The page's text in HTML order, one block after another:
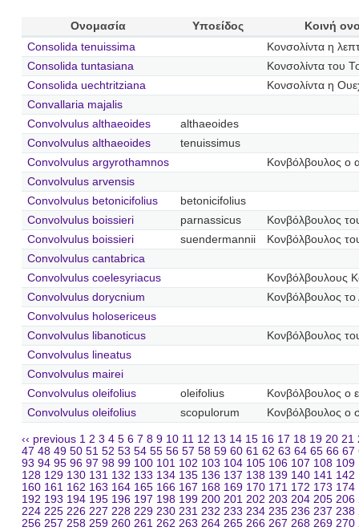
Ονομασία Υποείδος
Κοινή
Consolida tenuissima
Κονσολίντα η
Consolida tuntasiana
Κονσολίντα του
Consolida uechtritziana
Κονσολίντα η
Convallaria majalis
Convolvulus althaeoides
althaeoides
Convolvulus althaeoides
tenuissimus
Convolvulus argyrothamnos
Κονβόλβουλος ο
Convolvulus arvensis
Convolvulus betonicifolius
betonicifolius
Convolvulus boissieri
parnassicus
Κονβόλβουλος
Convolvulus boissieri
suendermannii
Κονβόλβουλος
Convolvulus cantabrica
Convolvulus coelesyriacus
Κονβόλβουλους
Convolvulus dorycnium
Κονβόλβουλος το
Convolvulus holosericeus
Convolvulus libanoticus
Κονβόλβουλος
Convolvulus lineatus
Convolvulus mairei
Convolvulus oleifolius
oleifolius
Κονβόλβουλος ο
Convolvulus oleifolius
scopulorum Κονβόλβουλος ο
‹‹ previous 1 2 3 4 5 6 7 8 9 10 11 12 13 14 15 16 17 18 19 20 21
47 48 49 50 51 52 53 54 55 56 57 58 59 60 61 62 63 64 65 66 67
93 94 95 96 97 98 99 100 101 102 103 104 105 106 107 108 109
128 129 130 131 132 133 134 135 136 137 138 139 140 141 142
160 161 162 163 164 165 166 167 168 169 170 171 172 173 174
192 193 194 195 196 197 198 199 200 201 202 203 204 205 206
224 225 226 227 228 229 230 231 232 233 234 235 236 237 238
256 257 258 259 260 261 262 263 264 265 266 267 268 269 270